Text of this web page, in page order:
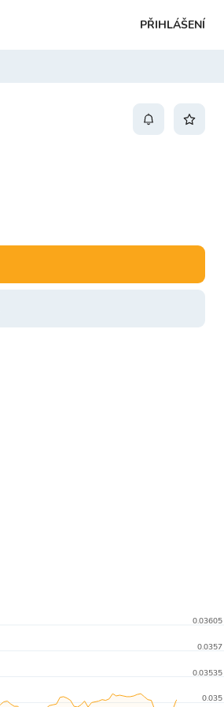
PŘIHLÁŠENÍ
0.035
0.03535
0.0357
0.03605